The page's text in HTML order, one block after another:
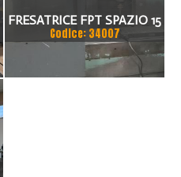
FRESATRICE FPT SPAZIO 15
Codice: 34007